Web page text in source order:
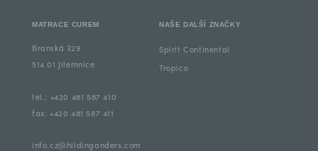
MATRACE CUREM
Branská 329
514 01 Jilemnice
tel.: +420 481 587 410
fax: +420 481 587 411
info.cz@hildinganders.com
NAŠE DALŠÍ ZNAČKY
Spirit Continental
Tropico